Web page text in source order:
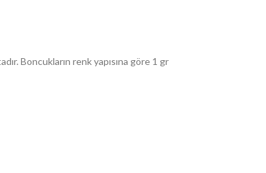
Boncukların renk yapısına göre 1 gr